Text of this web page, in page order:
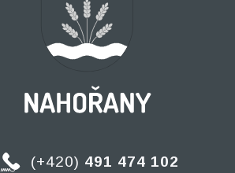
(+420) 491 474 102